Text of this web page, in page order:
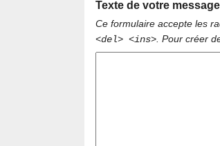
Texte de votre
Ce formulaire accepte les
<del> <ins> . Pour créer